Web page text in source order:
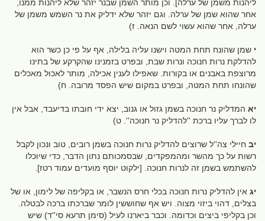
ליהנות משמן של ערלה]. וכן מותר השמן שבנר יזהר שלא ליהנות ממנו,
אחר שהוא שמן של ערלה. וגם יזהר שלא ידליק את נר השמש משמן של
ערלה, אחר שהוא עשוי לשם הנאה. ז)
י שמן שהונח תחת המטה וישנו עליה בלילה, אף על פי כן כשר הוא
להדלקת נרות חנוכה ונרות שבת, ובפרט בזמנינו שהקרקע של בתינו
מרוצפת באבנים או בקורות. שאפילו לענין אכילה, מותר לאכול מאכלים
שהונחו תחת המטה, ובפרט במקום שיש הפסד מרובה. ח)
יא המדליק נר חנוכה בשמן גזול או גנוב, יצא ידי חובתו בדיעבד, אבל אין
לו לברך עליו ברכת ''להדליק נר חנוכה''. ט)
יב חיילי צה''ל שרוצים להדליק נרות חנוכה בשמן רובים, טוב ונכון לקבל
רשות על כך מהשר ומהמפקדים, שבסמכותם נתון הדבר, כדי שיוכלו
להשתמש בשמן זה לנרות חנוכה. [ילקוט יוסף מועדים עמוד רטז].
יג אין להדליק נרות חנוכה בכלי חרס הנשבר, או בקליפה של לימון, או של
בצלים, דהוי ביזוי מצוה. ויש אף שחוששין לומר שברכתו ברכה לבטלה.
וכן בקליפי ביצים וכדומה. וכבר ביארנו לעיל (סימן תרעא סי''ד) שיש